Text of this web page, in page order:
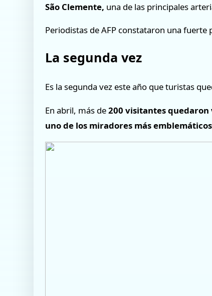
São Clemente, una de las principales
Periodistas de AFP constataron una fuerte
La segunda vez
Es la segunda vez este año que turistas
En abril, más de200 visitantes
uno de los miradores más